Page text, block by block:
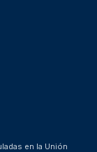
en la Unión